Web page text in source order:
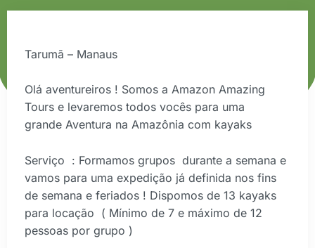
Tarumã – Manaus
Olá aventureiros ! Somos a Amazon Amazing
Tours e levaremos todos vocês para uma
grande Aventura na Amazônia com kayaks
Serviço : Formamos grupos durante a semana e
vamos para uma expedição já definida nos fins
de semana e feriados ! Dispomos de 13 kayaks
para locação ( Mínimo de 7 e máximo de 12
pessoas por grupo )